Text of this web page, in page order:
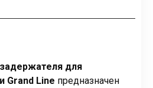
для
Grand Line предназначен